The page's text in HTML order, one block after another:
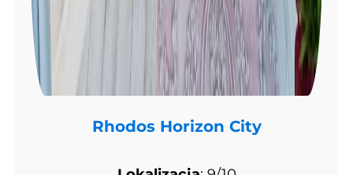
Rhodos Horizon City